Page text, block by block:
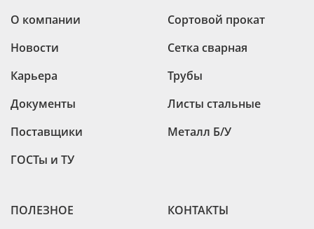
О компании
Новости
Карьера
Документы
Поставщики
ГОСТы и ТУ
Сортовой прокат
Сетка сварная
Трубы
Листы стальные
Металл Б/У
ПОЛЕЗНОЕ
КОНТАКТЫ